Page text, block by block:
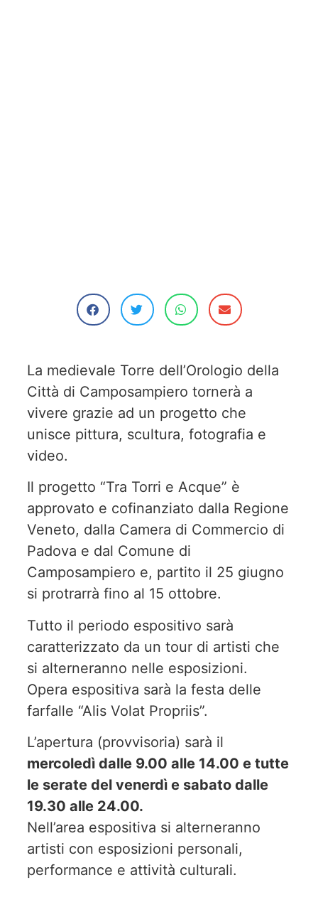
La medievale Torre dell’Orologio della
Città di Camposampiero tornerà a
vivere grazie ad un progetto che
unisce pittura, scultura, fotografia e
video.
Il progetto “Tra Torri e Acque” è
approvato e cofinanziato dalla Regione
Veneto, dalla Camera di Commercio di
Padova e dal Comune di
Camposampiero e, partito il 25 giugno
si protrarrà fino al 15 ottobre.
Tutto il periodo espositivo sarà
caratterizzato da un tour di artisti che
si alterneranno nelle esposizioni.
Opera espositiva sarà la festa delle
farfalle “Alis Volat Propriis”.
L’apertura (provvisoria) sarà il
mercoledì dalle 9.00 alle 14.00 e tutte
le serate del venerdì e sabato dalle
19.30 alle 24.00.
Nell’area espositiva si alterneranno
artisti con esposizioni personali,
performance e attività culturali.